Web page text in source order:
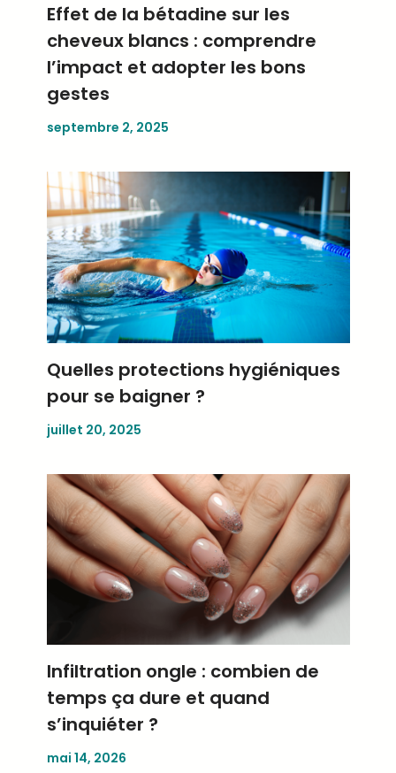
Effet de la bétadine sur les
cheveux blancs : comprendre
l’impact et adopter les bons
gestes
septembre 2, 2025
Quelles protections hygiéniques
pour se baigner ?
juillet 20, 2025
Infiltration ongle : combien de
temps ça dure et quand
s’inquiéter ?
mai 14, 2026